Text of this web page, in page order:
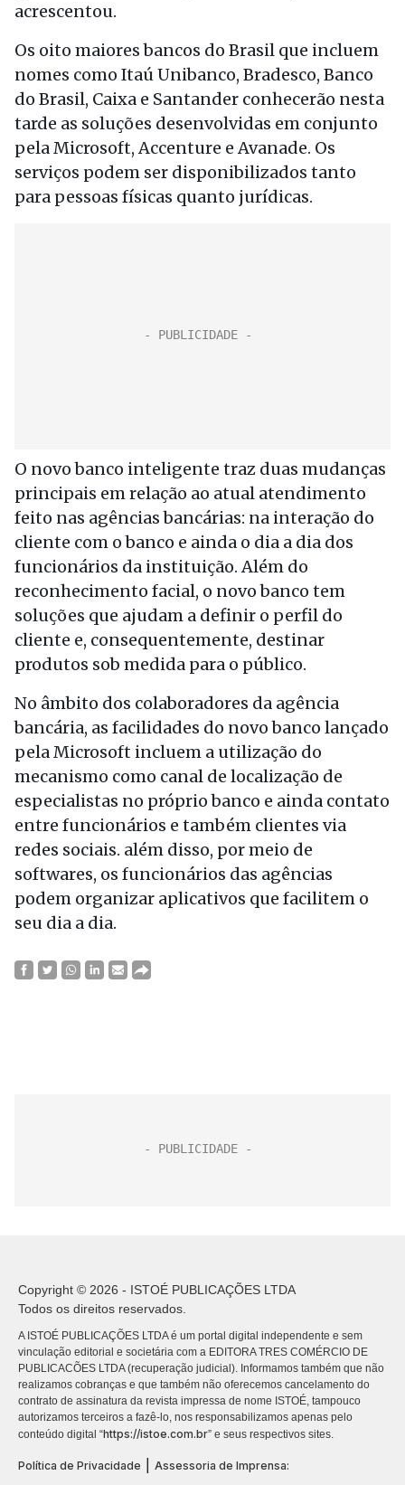
acrescentou.
Os oito maiores bancos do Brasil que incluem
nomes como Itaú Unibanco, Bradesco, Banco
do Brasil, Caixa e Santander conhecerão nesta
tarde as soluções desenvolvidas em conjunto
pela Microsoft, Accenture e Avanade. Os
serviços podem ser disponibilizados tanto
para pessoas físicas quanto jurídicas.
O novo banco inteligente traz duas mudanças
principais em relação ao atual atendimento
feito nas agências bancárias: na interação do
cliente com o banco e ainda o dia a dia dos
funcionários da instituição. Além do
reconhecimento facial, o novo banco tem
soluções que ajudam a definir o perfil do
cliente e, consequentemente, destinar
produtos sob medida para o público.
No âmbito dos colaboradores da agência
bancária, as facilidades do novo banco lançado
pela Microsoft incluem a utilização do
mecanismo como canal de localização de
especialistas no próprio banco e ainda contato
entre funcionários e também clientes via
redes sociais. além disso, por meio de
softwares, os funcionários das agências
podem organizar aplicativos que facilitem o
seu dia a dia.
Copyright © 2026 - ISTOÉ PUBLICAÇÕES LTDA
Todos os direitos reservados.
A ISTOÉ PUBLICAÇÕES LTDA é um portal digital independente e sem
vinculação editorial e societária com a EDITORA TRES COMÉRCIO DE
PUBLICACÕES LTDA (recuperação judicial). Informamos também que não
realizamos cobranças e que também não oferecemos cancelamento do
contrato de assinatura da revista impressa de nome ISTOÉ, tampouco
autorizamos terceiros a fazê-lo, nos responsabilizamos apenas pelo
conteúdo digital “https://istoe.com.br” e seus respectivos sites.
Política de Privacidade
Assessoria de Imprensa: